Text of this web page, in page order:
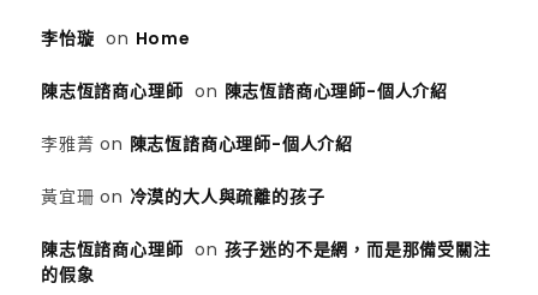
李怡璇 on Home
陳志恆諮商心理師 on 陳志恆諮商心理師-個人介紹
李雅菁 on 陳志恆諮商心理師-個人介紹
黃宜珊 on 冷漠的大人與疏離的孩子
陳志恆諮商心理師 on 孩子迷的不是網，而是那備受關注
的假象